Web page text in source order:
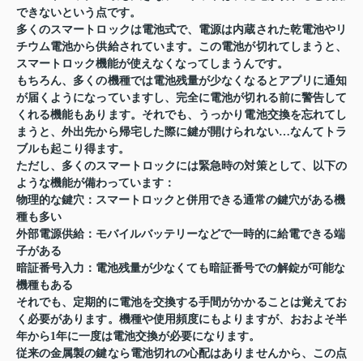
できないという点です。
多くのスマートロックは電池式で、電源は内蔵された乾電池やリ
チウム電池から供給されています。この電池が切れてしまうと、
スマートロック機能が使えなくなってしまうんです。
もちろん、多くの機種では電池残量が少なくなるとアプリに通知
が届くようになっていますし、完全に電池が切れる前に警告して
くれる機能もあります。それでも、うっかり電池交換を忘れてし
まうと、外出先から帰宅した際に鍵が開けられない…なんてトラ
ブルも起こり得ます。
ただし、多くのスマートロックには緊急時の対策として、以下の
ような機能が備わっています：
物理的な鍵穴 ：スマートロックと併用できる通常の鍵穴がある機
種も多い
外部電源供給：モバイルバッテリーなどで一時的に給電できる端
子がある
暗証番号入力 ：電池残量が少なくても暗証番号での解錠が可能な
機種もある
それでも、定期的に電池を交換する手間がかかることは覚えてお
く必要があります。機種や使用頻度にもよりますが、おおよそ半
年から1年に一度は電池交換が必要になります。
従来の金属製の鍵なら電池切れの心配はありませんから、この点